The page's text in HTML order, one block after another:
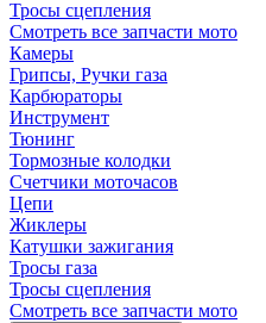
Тросы сцепления
Смотреть все запчасти мото
Камеры
Грипсы, Ручки газа
Карбюраторы
Инструмент
Тюнинг
Тормозные колодки
Счетчики моточасов
Цепи
Жиклеры
Катушки зажигания
Тросы газа
Тросы сцепления
Смотреть все запчасти мото